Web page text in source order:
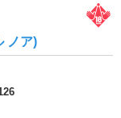
ノア)